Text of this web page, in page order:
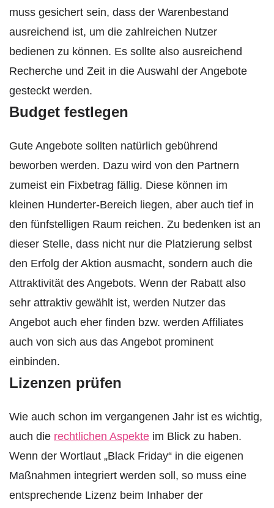
muss gesichert sein, dass der Warenbestand
ausreichend ist, um die zahlreichen Nutzer
bedienen zu können. Es sollte also ausreichend
Recherche und Zeit in die Auswahl der Angebote
gesteckt werden.
Budget festlegen
Gute Angebote sollten natürlich gebührend
beworben werden. Dazu wird von den Partnern
zumeist ein Fixbetrag fällig. Diese können im
kleinen Hunderter-Bereich liegen, aber auch tief in
den fünfstelligen Raum reichen. Zu bedenken ist an
dieser Stelle, dass nicht nur die Platzierung selbst
den Erfolg der Aktion ausmacht, sondern auch die
Attraktivität des Angebots. Wenn der Rabatt also
sehr attraktiv gewählt ist, werden Nutzer das
Angebot auch eher finden bzw. werden Affiliates
auch von sich aus das Angebot prominent
einbinden.
Lizenzen prüfen
Wie auch schon im vergangenen Jahr ist es wichtig,
auch die rechtlichen Aspekte im Blick zu haben.
Wenn der Wortlaut „Black Friday“ in die eigenen
Maßnahmen integriert werden soll, so muss eine
entsprechende Lizenz beim Inhaber der